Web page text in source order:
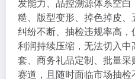
发能力、品控溯源体系空
糙、版型变形、掉色掉皮
纠纷不断、抽检违规率高，
利润持续压缩，无法切入
套、商务礼品定制、批量
赛道，且随时面临市场抽